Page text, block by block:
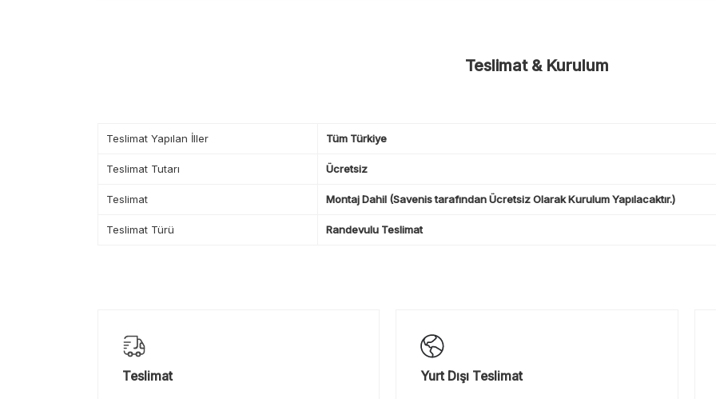
Teslimat & Kurulum
Teslimat Yapılan İller Tüm Türkiye
Teslimat Tutarı Ücretsiz
Teslimat Montaj Dahil (Savenis tarafından Ücretsiz Olarak Kurulum Yapılacaktır.)
Teslimat Türü Randevulu Teslimat
Teslimat Yurt Dışı Teslimat